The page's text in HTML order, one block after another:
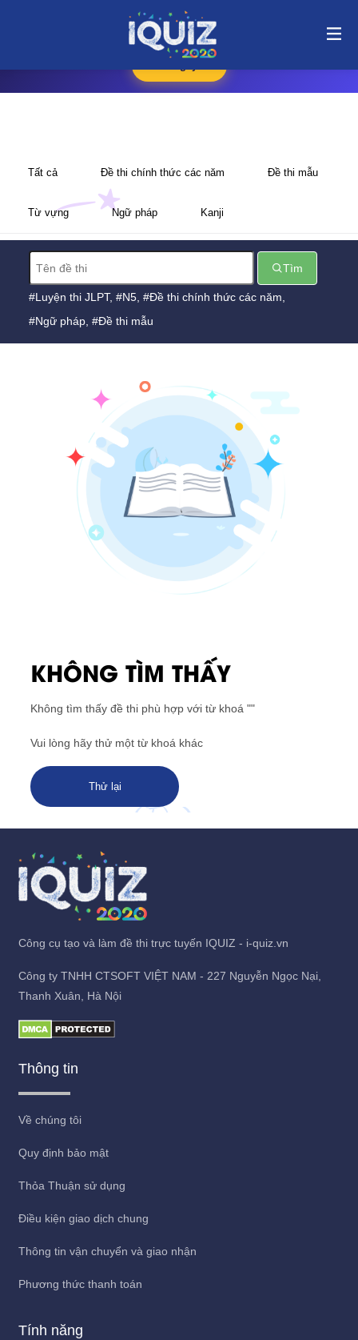
🛍️
iQuiz Store — Văn phòng phẩm, dụng cụ học tập giá tốt
Tất cả Đề thi chính thức các năm Đề thi mẫu
Từ vựng Ngữ pháp Kanji
Tìm
Luyện thi JLPT N5
Đề thi chính thức các năm
Ngữ pháp
Đề thi mẫu
KHÔNG TÌM THẤY
Không tìm thấy đề thi phù hợp với từ khoá ""
Vui lòng hãy thử một từ khoá khác
Thử lại
Công cụ tạo và làm đề thi trực tuyến IQUIZ - i-quiz.vn
Công ty TNHH CTSOFT VIỆT NAM - 227 Nguyễn Ngọc Nại,
Thanh Xuân, Hà Nội
Thông tin
Về chúng tôi
Quy định bảo mật
Thỏa Thuận sử dụng
Điều kiện giao dịch chung
Thông tin vận chuyển và giao nhận
Phương thức thanh toán
Tính năng